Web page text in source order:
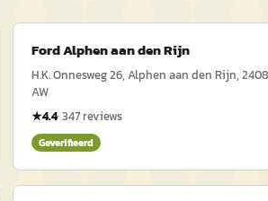
Ford Alphen aan den Rijn
H.K. Onnesweg 26, Alphen aan den Rijn, 2408
AW
★4.4·347reviews
Geverifieerd